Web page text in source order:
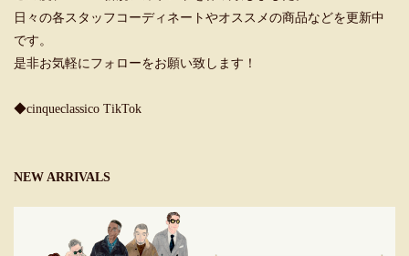
日々の各スタッフコーディネートやオススメの商品などを更新中
です。
是非お気軽にフォローをお願い致します！
◆cinqueclassico TikTok
NEW ARRIVALS